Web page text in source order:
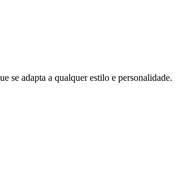
adapta a qualquer estilo e personalidade.